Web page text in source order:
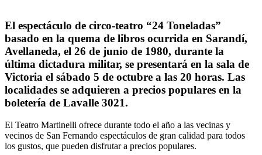
El espectáculo de circo-teatro “24 Toneladas”
basado en la quema de libros ocurrida en Sarandí,
Avellaneda, el 26 de junio de 1980, durante la
última dictadura militar, se presentará en la sala de
Victoria el sábado 5 de octubre a las 20 horas. Las
localidades se adquieren a precios populares en la
boletería de Lavalle 3021.
El Teatro Martinelli ofrece durante todo el año a las vecinas y
vecinos de San Fernando espectáculos de gran calidad para todos
los gustos, que pueden disfrutar a precios populares.